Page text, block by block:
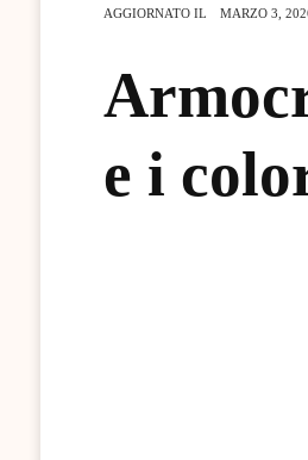
AGGIORNATO IL MARZO 3,
e i